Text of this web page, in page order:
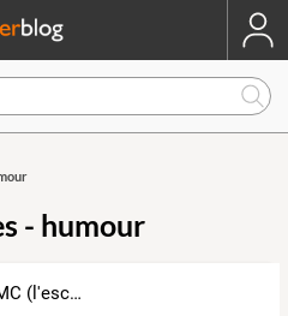
- humour
Le blog de MC (l'escargot de Bourgogne)